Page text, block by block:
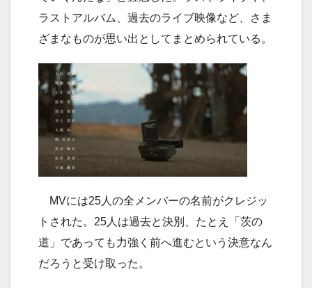
ラストアルバム、過去のライブ映像など、さま
ざまなものが思い出としてまとめられている。
MVには25人の全メンバーの名前がクレジッ
トされた。25人は過去と決別、たとえ「茨の
道」であっても力強く前へ進むという決意なん
だろうと受け取った。